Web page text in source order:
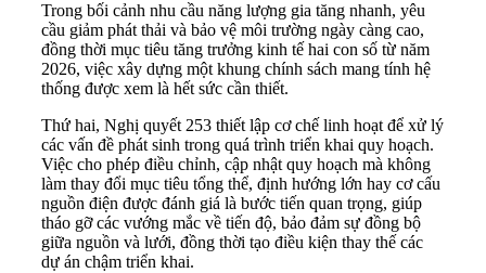
Trong bối cảnh nhu cầu năng lượng gia tăng nhanh, yêu
cầu giảm phát thải và bảo vệ môi trường ngày càng cao,
đồng thời mục tiêu tăng trưởng kinh tế hai con số từ năm
2026, việc xây dựng một khung chính sách mang tính hệ
thống được xem là hết sức cần thiết.
Thứ hai, Nghị quyết 253 thiết lập cơ chế linh hoạt để xử lý
các vấn đề phát sinh trong quá trình triển khai quy hoạch.
Việc cho phép điều chỉnh, cập nhật quy hoạch mà không
làm thay đổi mục tiêu tổng thể, định hướng lớn hay cơ cấu
nguồn điện được đánh giá là bước tiến quan trọng, giúp
tháo gỡ các vướng mắc về tiến độ, bảo đảm sự đồng bộ
giữa nguồn và lưới, đồng thời tạo điều kiện thay thế các
dự án chậm triển khai.